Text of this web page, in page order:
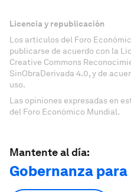
Licencia y republicación
Los artículos del Foro
publicarse de acuerdo con la
Creative Commons
SinObraDerivada 4.0, y de
uso.
Las opiniones expresadas en
del Foro Económico Mundial.
Mantente al día:
Gobernanza